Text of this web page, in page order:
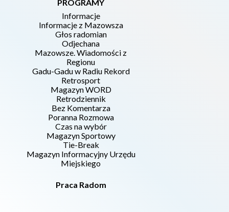
PROGRAMY
Informacje
Informacje z Mazowsza
Głos radomian
Odjechana
Mazowsze. Wiadomości z
Regionu
Gadu-Gadu w Radiu Rekord
Retrosport
Magazyn WORD
Retrodziennik
Bez Komentarza
Poranna Rozmowa
Czas na wybór
Magazyn Sportowy
Tie-Break
Magazyn Informacyjny Urzędu
Miejskiego
Praca Radom